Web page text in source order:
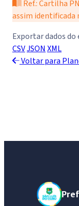
Ref.: Cartilha
assim identificada
Exportar dados do
CSVJSONXML
Voltar para